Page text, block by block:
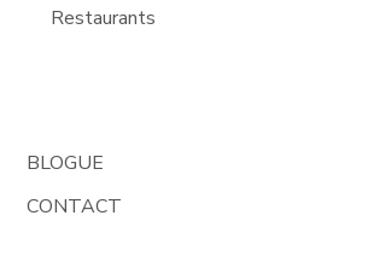
Restaurants
BLOGUE
CONTACT